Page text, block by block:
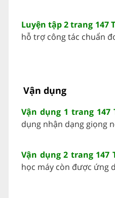
Luyện tập 2 trang 147
hỗ trợ công tác chuẩn
Vận dụng
Vận dụng 1 trang 147
dụng nhận dạng giọng
Vận dụng 2 trang 147
học máy còn được ứng